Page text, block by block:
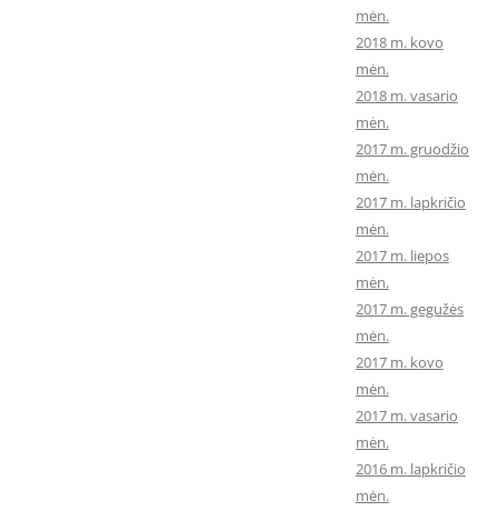
mėn.
2018 m. kovo
mėn.
2018 m. vasario
mėn.
2017 m. gruodžio
mėn.
2017 m. lapkričio
mėn.
2017 m. liepos
mėn.
2017 m. gegužės
mėn.
2017 m. kovo
mėn.
2017 m. vasario
mėn.
2016 m. lapkričio
mėn.